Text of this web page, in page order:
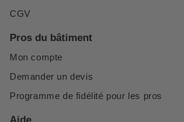
CGV
Pros du bâtiment
Mon compte
Demander un devis
Programme de fidélité pour les pros